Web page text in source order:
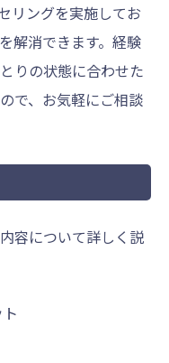
リングを実施してお
解消できます。経験
りの状態に合わせた
で、お気軽にご相談
容について詳しく説